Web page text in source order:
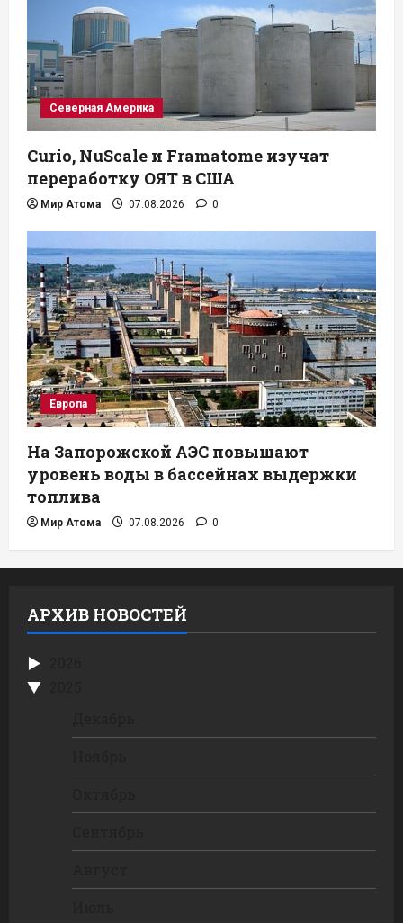
Северная Америка
Curio, NuScale и Framatome изучат
переработку ОЯТ в США
Мир Атома 07.08.2026 0
Европа
На Запорожской АЭС повышают
уровень воды в бассейнах выдержки
топлива
Мир Атома 07.08.2026 0
АРХИВ НОВОСТЕЙ